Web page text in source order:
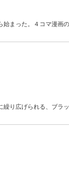
まった。４コマ漫画
り広げられる、ブラ